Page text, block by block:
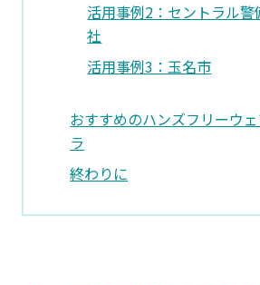
活用事例2：セントラル
社
活用事例3：玉名市
おすすめのハンズフリーウ
ラ
終わりに